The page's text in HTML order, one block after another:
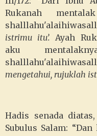
Rukanah
istrimu itu’. Ayah
aku
mengetahui, rujuklah
Hadis senada
Subulus Salam: